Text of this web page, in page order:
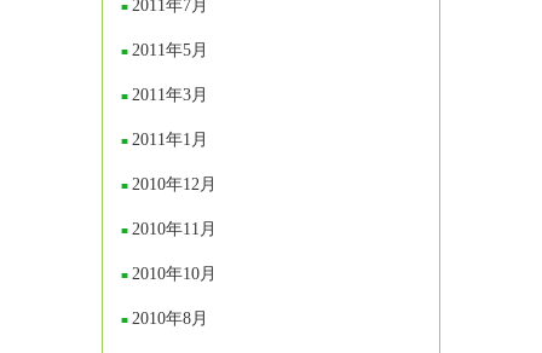
2011年7月
2011年5月
2011年3月
2011年1月
2010年12月
2010年11月
2010年10月
2010年8月